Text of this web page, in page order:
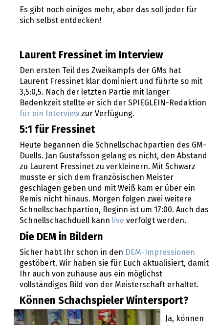
Es gibt noch einiges mehr, aber das soll jeder für
sich selbst entdecken!
Laurent Fressinet im Interview
Den ersten Teil des Zweikampfs der GMs hat
Laurent Fressinet klar dominiert und führte so mit
3,5:0,5. Nach der letzten Partie mit langer
Bedenkzeit stellte er sich der SPIEGLEIN-Redaktion
für ein Interview zur Verfügung.
5:1 für Fressinet
Heute begannen die Schnellschachpartien des GM-
Duells. Jan Gustafsson gelang es nicht, den Abstand
zu Laurent Fressinet zu verkleinern. Mit Schwarz
musste er sich dem französischen Meister
geschlagen geben und mit Weiß kam er über ein
Remis nicht hinaus. Morgen folgen zwei weitere
Schnellschachpartien, Beginn ist um 17:00. Auch das
Schnellschachduell kann live verfolgt werden.
Die DEM in Bildern
Sicher habt Ihr schon in den DEM-Impressionen
gestöbert. Wir haben sie für Euch aktualisiert, damit
Ihr auch von zuhause aus ein möglichst
vollständiges Bild von der Meisterschaft erhaltet.
Können Schachspieler Wintersport?
Ja, können